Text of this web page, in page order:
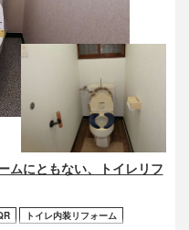
ムにともない、トイレリフ
トイレ内装リフォーム